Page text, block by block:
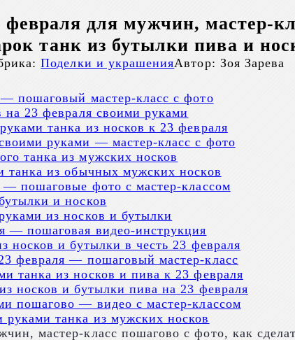
для мужчин, мастер-
танк из бутылки пива и
Поделки и украшенияАвтор: Зоя Зарева
пошаговый мастер-класс с фото
на 23 февраля своими руками
танка из носков к 23 февраля
руками — мастер-класс с фото
танка из мужских носков
танка из обычных мужских носков
— пошаговые фото с мастер-классом
и носков
из носков и бутылки
— пошаговая видео-инструкция
носков и бутылки в честь 23 февраля
февраля — пошаговый мастер-класс
танка из носков и пива к 23 февраля
носков и бутылки пива на 23 февраля
пошагово — видео с мастер-классом
танка из мужских носков